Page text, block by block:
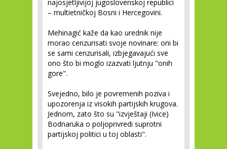
najosjetljivijoj jugoslovenskoj republici
– multietničkoj Bosni i Hercegovini.
Mehinagić kaže da kao urednik nije
morao cenzurisati svoje novinare: oni bi
se sami cenzurisali, izbjegavajući sve
ono što bi moglo izazvati ljutnju "onih
gore".
Svejedno, bilo je povremenih poziva i
upozorenja iz visokih partijskih krugova.
Jednom, zato što su "izvještaji (Ivice)
Bodnaruka o poljoprivredi suprotni
partijskoj politici u toj oblasti".